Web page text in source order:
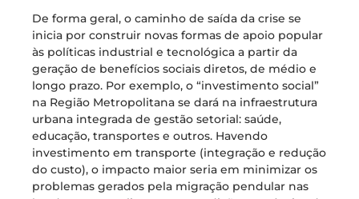
De forma geral, o caminho de saída da crise se
inicia por construir novas formas de apoio popular
às políticas industrial e tecnológica a partir da
geração de benefícios sociais diretos, de médio e
longo prazo. Por exemplo, o “investimento social”
na Região Metropolitana se dará na infraestrutura
urbana integrada de gestão setorial: saúde,
educação, transportes e outros. Havendo
investimento em transporte (integração e redução
do custo), o impacto maior seria em minimizar os
problemas gerados pela migração pendular nas